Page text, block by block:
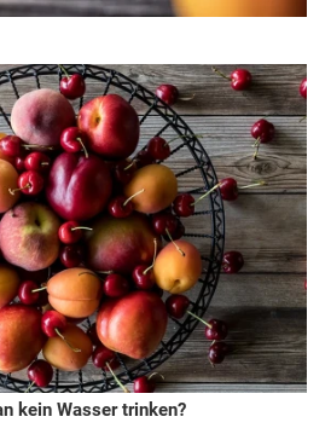
kein Wasser trinken?